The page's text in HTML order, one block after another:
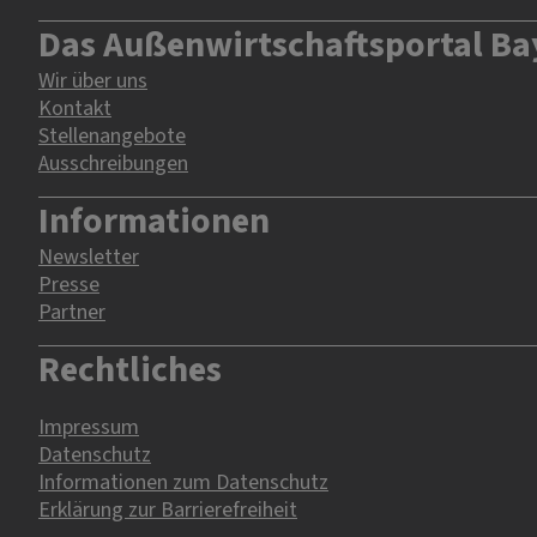
Das Außenwirtschaftsportal
Wir über uns
Kontakt
Stellenangebote
Ausschreibungen
Informationen
Newsletter
Presse
Partner
Rechtliches
Impressum
Datenschutz
Informationen zum Datenschutz
Erklärung zur Barrierefreiheit